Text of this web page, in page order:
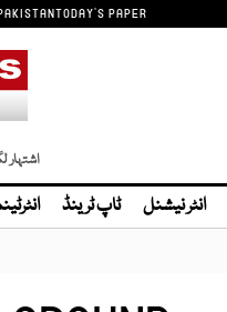
TODAY'S PAPER
اشتہار
انٹر نیشنل ٹاپ ٹرینڈ